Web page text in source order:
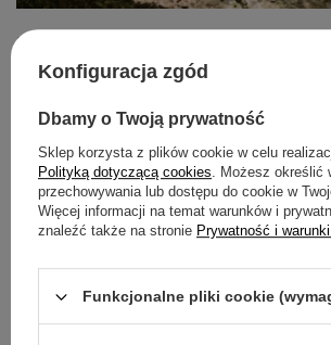
Najlepsze kamienie dla
zwrócić uwagę, czas poznać konkretne
przygotowała dla nas Matka Ziemia.
minerał, pamiętaj, że każdy z nich ma
właściwości i zastosowanie. Zodiakalna
znak – z jednej strony niezwykle twardo
Przedstawiamy listę głównych
Konfiguracja zgód
Dbamy o Twoją prywatność
Sklep korzysta z plików cookie w celu
Polityką dotyczącą cookies. Możesz określić
przechowywania lub dostępu do cookie w
Więcej informacji na temat warunków i
znaleźć także na stronie Prywatność i
Funkcjonalne pliki cookie